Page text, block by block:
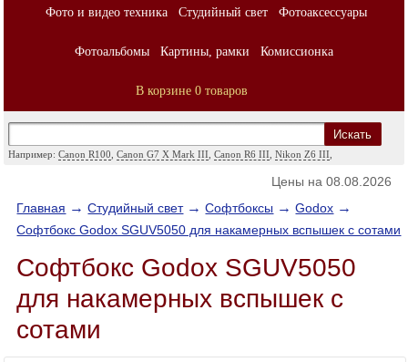
Фото и видео техника Студийный свет Фотоаксессуары
Фотоальбомы Картины, рамки Комиссионка
В корзине 0 товаров
Искать
Например:Canon R100 ,Canon G7 X Mark III ,Canon R6 III ,Nikon Z6 III
Цены на 08.08.2026
Главная →Студийный свет→Софтбоксы →Godox →
Софтбокс Godox SGUV5050 для накамерных вспышек с сотами
Софтбокс Godox SGUV5050
для накамерных вспышек с
сотами